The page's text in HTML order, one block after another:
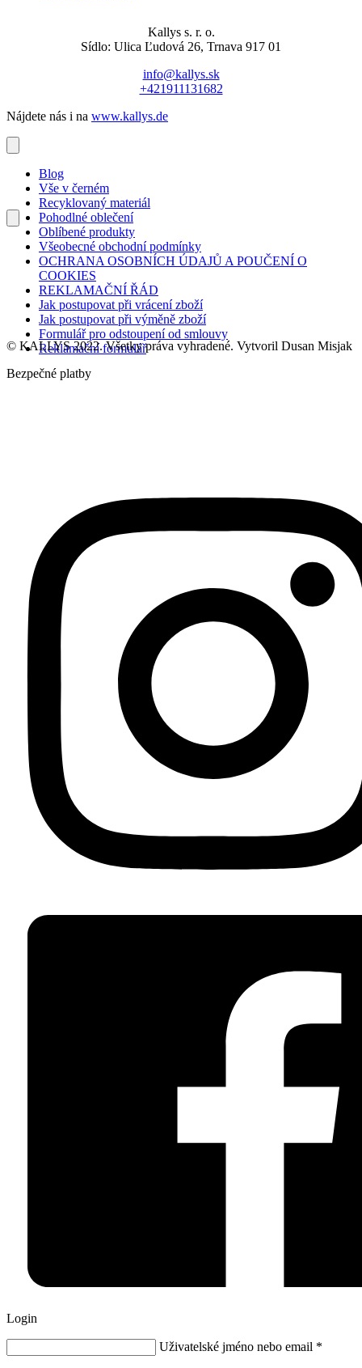
Kallys s. r. o.
Sídlo: Ulica Ľudová 26, Trnava 917 01
info@kallys.sk
+421911131682
Nájdete nás i na www.kallys.de
Blog
Vše v černém
Recyklovaný materiál
Pohodlné oblečení
Oblíbené produkty
Všeobecné obchodní podmínky
OCHRANA OSOBNÍCH ÚDAJŮ A POUČENÍ O
COOKIES
REKLAMAČNÍ ŘÁD
Jak postupovat při vrácení zboží
Jak postupovat při výměně zboží
Formulář pro odstoupení od smlouvy
Reklamační formulář
© KALLYS 2022. Všetky práva vyhradené. Vytvoril Dusan Misjak
Bezpečné platby
Login
Uživatelské jméno nebo email *